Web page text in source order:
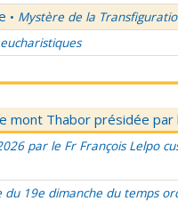
• Mystère de la
mont Thabor présidée
par le Fr François Lelpo
du 19e dimanche du temps